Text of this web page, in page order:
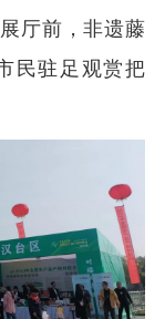
厅前，非遗藤
民驻足观赏把